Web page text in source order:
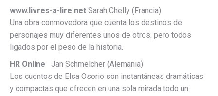
www.livres-a-lire.net Sarah Chelly (Francia)
Una obra conmovedora que cuenta los destinos de
personajes muy diferentes unos de otros, pero todos
ligados por el peso de la historia.
HR Online Jan Schmelcher (Alemania)
Los cuentos de Elsa Osorio son instantáneas dramáticas
y compactas que ofrecen en una sola mirada todo un